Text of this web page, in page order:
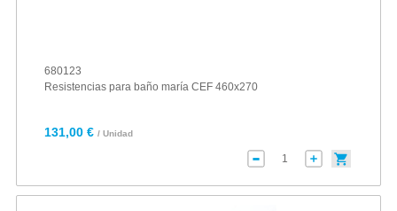
680123
Resistencias para baño maría CEF 460x270
131,00 € / Unidad